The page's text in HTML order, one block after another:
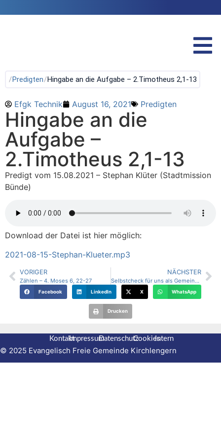
/Predigten/Hingabe an die Aufgabe – 2.Timotheus 2,1-13
Efgk Technik August 16, 2021 Predigten
Hingabe an die
Aufgabe –
2.Timotheus 2,1-13
Predigt vom 15.08.2021 – Stephan Klüter (Stadtmission
Bünde)
Download der Datei ist hier möglich:
2021-08-15-Stephan-Klueter.mp3
VORIGER
Zählen – 4. Moses 6, 22-27
NÄCHSTER
Selbstcheck für uns als Gemeinde uns selbst und persönlich – Offenb. 3, 14 – 22
Facebook LinkedIn X WhatsApp
Drucken
KontaktImpressumDatenschutzCookiesIntern
© 2025 Evangelisch Freie Gemeinde Kirchlengern